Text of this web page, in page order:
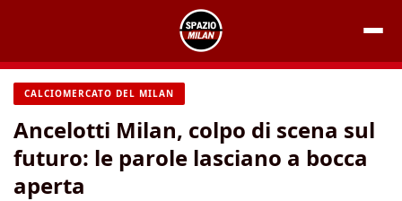
contenuto
CALCIOMERCATO DEL MILAN
Ancelotti Milan, colpo di scena sul
futuro: le parole lasciano a bocca
aperta